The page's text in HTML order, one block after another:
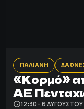
ΠΑΛΙΑΝΗ
«Κορμό»
ΑΕ
12:30 - 6 ΑΥΓΟΎΣΤΟΥ